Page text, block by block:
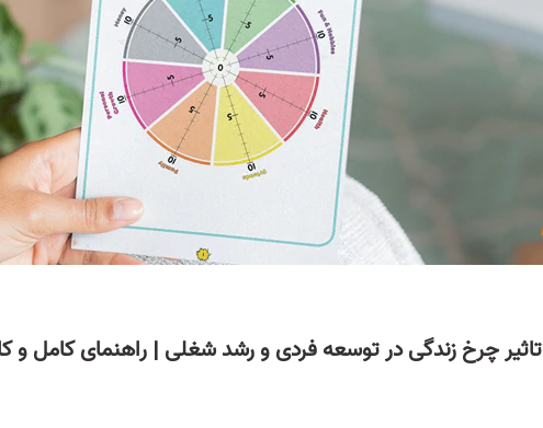
تاثیر چرخ زندگی در توسعه فردی و رشد شغلی | راهنمای کامل و